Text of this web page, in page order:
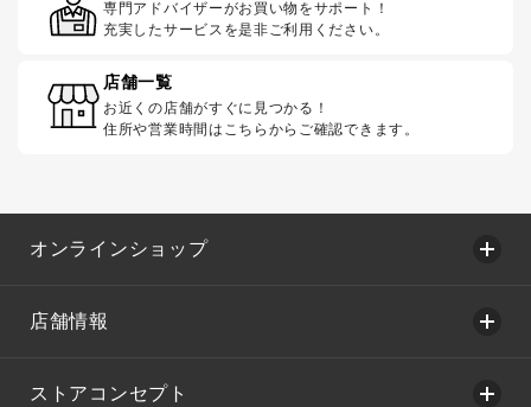
専門アドバイザーがお買い物をサポート！
充実したサービスを是非ご利用ください。
店舗一覧
お近くの店舗がすぐに見つかる！
住所や営業時間はこちらからご確認できます。
オンラインショップ
店舗情報
ストアコンセプト